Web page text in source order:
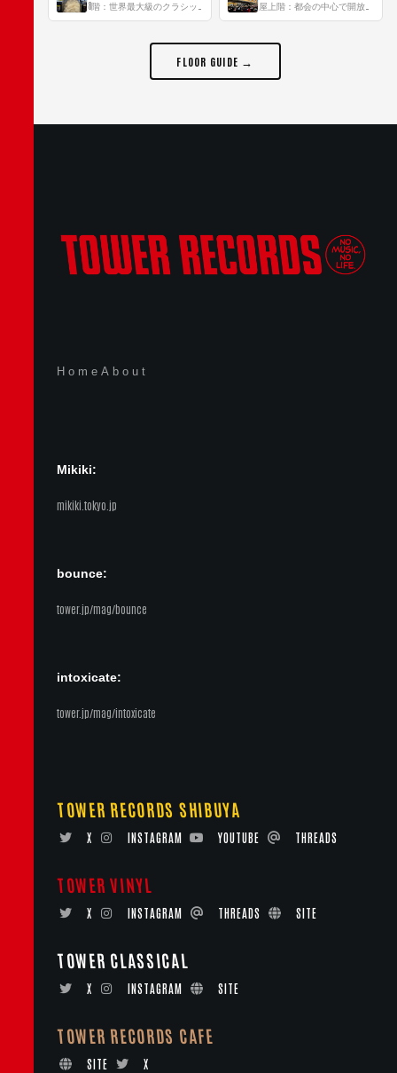
FLOOR GUIDE →
Home About
Mikiki:
mikiki.tokyo.jp
bounce:
tower.jp/mag/bounce
intoxicate:
tower.jp/mag/intoxicate
TOWER RECORDS SHIBUYA
X INSTAGRAM YOUTUBE THREADS
TOWER VINYL
X INSTAGRAM THREADS SITE
TOWER CLASSICAL
X INSTAGRAM SITE
TOWER RECORDS CAFE
SITE X